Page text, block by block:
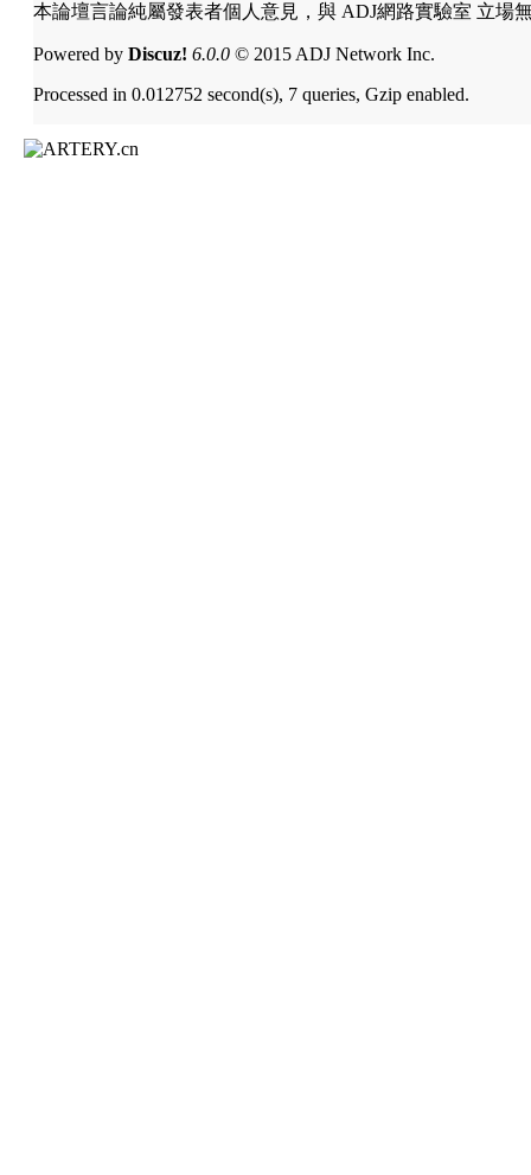
本論壇言論純屬發表者個人意見，與 ADJ網路實驗室 立場
Powered by Discuz! 6.0.0 © 2015 ADJ Network Inc.
Processed in 0.012752 second(s), 7 queries, Gzip enabled.